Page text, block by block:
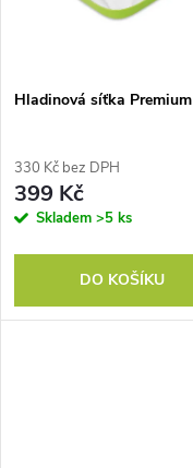
Hladinová síťka Premium
330 Kč bez DPH
399 Kč
Skladem >5 ks
DO KOŠÍKU